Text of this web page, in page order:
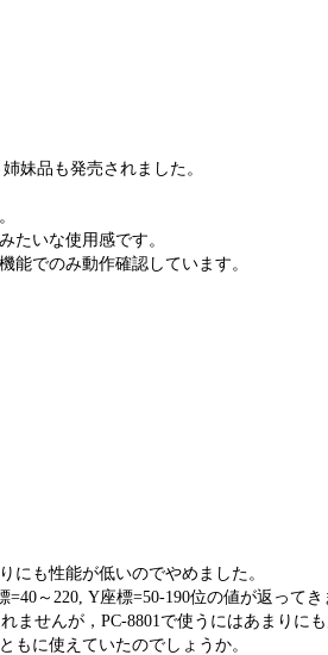
妹品も発売されました。
たいな使用感です。
でのみ動作確認しています。
も性能が低いのでやめました。
～220, Y座標=50-190位の値が返ってき
せんが，PC-8801で使うにはあまりにも
もに使えていたのでしょうか。